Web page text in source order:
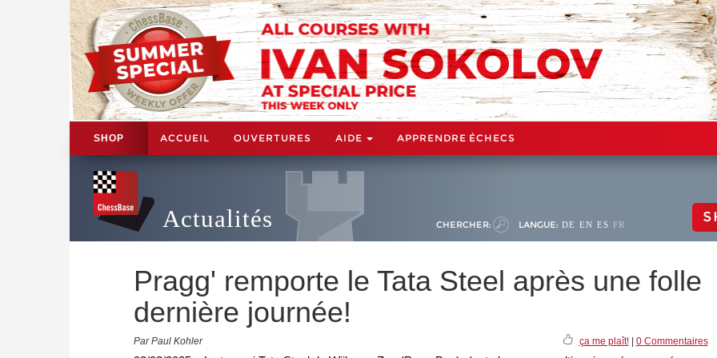
SHOP ACCUEIL OUVERTURES AIDE APPRENDRE ÉCHECS
Actualités CHERCHER: LANGUE: DE EN ES FR
Pragg' remporte le Tata Steel après une folle
dernière journée!
Par Paul Kohler ça me plaît!| 0 Commentaires